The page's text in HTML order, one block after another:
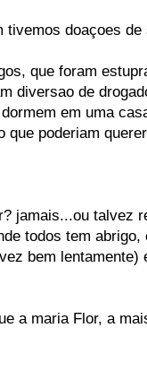
doaçoes
que foram
diversao de
em uma
poderiam
jamais...ou talvez
todos tem abrigo,
bem
a maria Flor, a